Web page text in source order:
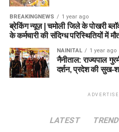
BREAKINGNEWS 1 year ago
ब्रेकिंग न्यूज़ | चमोली जिले के पोखरी
के कर्मचारी की संदिग्ध परिस्थितियों में
NAINITAL 1 year ago
नैनीताल: राज्यपाल
दर्शन, प्रदेश की सुख-
LATEST